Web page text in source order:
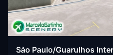
São Paulo/Guarulhos